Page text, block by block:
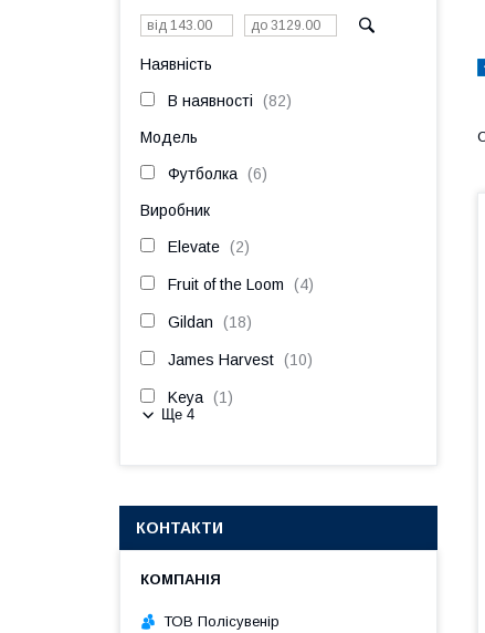
Наявність
В наявності 82
Модель
Футболка 6
Виробник
Elevate 2
Fruit of the Loom 4
Gildan 18
James Harvest 10
Keya 1
Ще 4
КОНТАКТИ
ТОВ Полісувенір